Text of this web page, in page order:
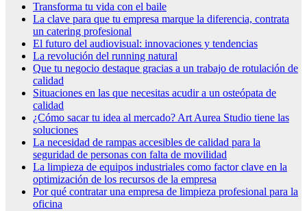
Transforma tu vida con el baile
La clave para que tu empresa marque la diferencia, contrata
un catering profesional
El futuro del audiovisual: innovaciones y tendencias
La revolución del running natural
Que tu negocio destaque gracias a un trabajo de rotulación de
calidad
Situaciones en las que necesitas acudir a un osteópata de
calidad
¿Cómo sacar tu idea al mercado? Art Aurea Studio tiene las
soluciones
La necesidad de rampas accesibles de calidad para la
seguridad de personas con falta de movilidad
La limpieza de equipos industriales como factor clave en la
optimización de los recursos de la empresa
Por qué contratar una empresa de limpieza profesional para la
oficina